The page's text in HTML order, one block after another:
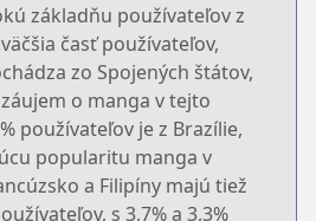
základňu používateľov z
časť používateľov,
zo Spojených štátov,
o manga v tejto
používateľov je z Brazílie,
popularitu manga v
a Filipíny majú tiež
s 3,7% a 3,3%